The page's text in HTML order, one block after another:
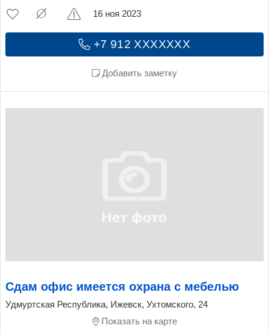
+7 912 XXXXXXX
Добавить заметку
16 ноя 2023
Сдам офис имеется охрана с мебелью
Удмуртская Республика, Ижевск, Ухтомского, 24
Показать на карте